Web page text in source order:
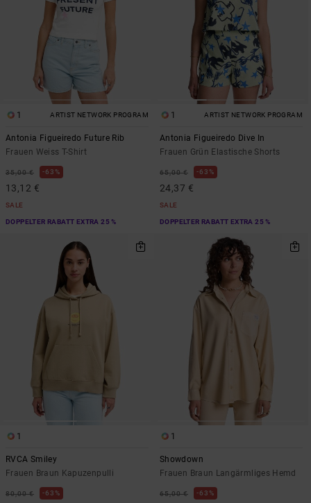
1 ARTIST NETWORK PROGRAM
Antonia Figueiredo Future Rib
Frauen Weiss T-Shirt
35,00 € 63%
13,12 €
SALE
DOPPELTER RABATT EXTRA 25 %
1 ARTIST NETWORK PROGRAM
Antonia Figueiredo Dive In
Frauen Grün Elastische Shorts
65,00 € 63%
24,37 €
SALE
DOPPELTER RABATT EXTRA 25 %
1
RVCA Smiley
Frauen Braun Kapuzenpulli
80,00 € 63%
1
Showdown
Frauen Braun Langärmliges Hemd
65,00 € 63%